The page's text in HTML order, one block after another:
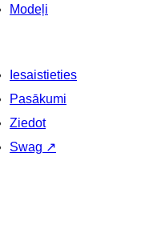
Modeļi
Iesaistieties
Pasākumi
Ziedot
Swag ↗